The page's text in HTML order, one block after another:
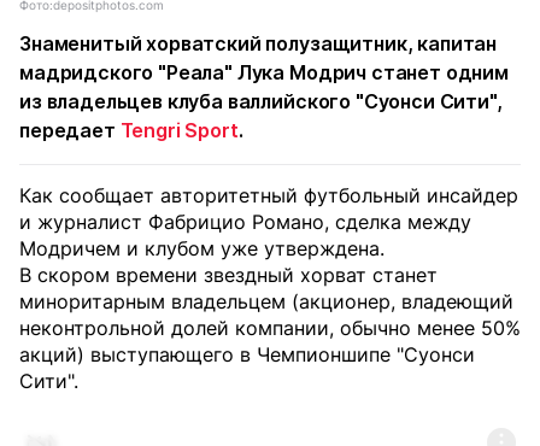
Фото:depositphotos.com
Знаменитый хорватский полузащитник, капитан
мадридского "Реала" Лука Модрич станет одним
из владельцев клуба валлийского "Суонси Сити",
передает Tengri Sport.
Как сообщает авторитетный футбольный инсайдер
и журналист Фабрицио Романо, сделка между
Модричем и клубом уже утверждена.
В скором времени звездный хорват станет
миноритарным владельцем (акционер, владеющий
неконтрольной долей компании, обычно менее 50%
акций) выступающего в Чемпионшипе "Суонси
Сити".